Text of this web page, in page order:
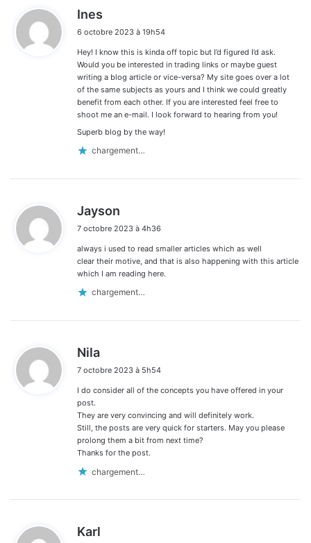
Ines
t
:
6 octobre 2023 à 19h54
Hey! I know this is kinda off topic but I’d figured I’d ask.
Would you be interested in trading links or maybe guest
writing a blog article or vice-versa? My site goes over a lot
of the same subjects as yours and I think we could greatly
benefit from each other. If you are interested feel free to
shoot me an e-mail. I look forward to hearing from you!
Superb blog by the way!
chargement…
Jayson
t
:
7 octobre 2023 à 4h36
always i used to read smaller articles which as well
clear their motive, and that is also happening with this article
which I am reading here.
chargement…
Nila
t
7 octobre 2023 à 5h54
I do consider all of the concepts you have offered in your
post.
They are very convincing and will definitely work.
Still, the posts are very quick for starters. May you please
prolong them a bit from next time?
Thanks for the post.
chargement…
Karl